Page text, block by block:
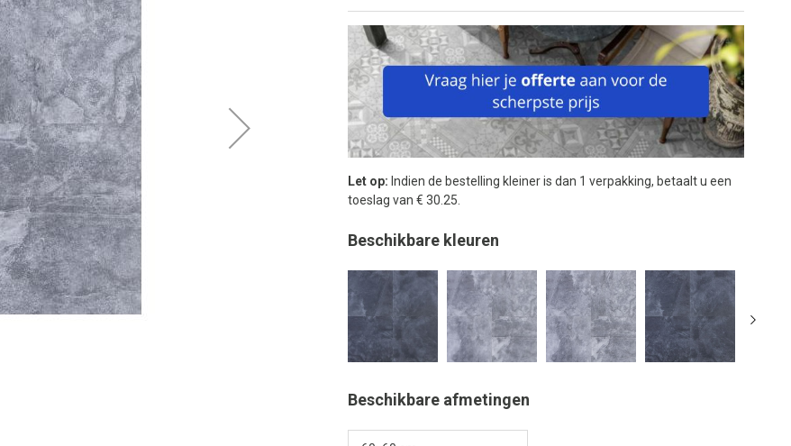
Let op: Indien de bestelling kleiner is dan 1 verpakking, betaalt u een
toeslag van € 30.25.
Beschikbare kleuren
Beschikbare afmetingen